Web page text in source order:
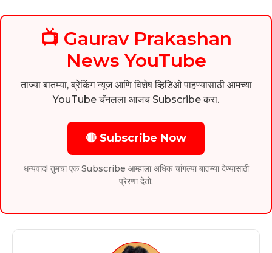
📺 Gaurav Prakashan
News YouTube
ताज्या बातम्या, ब्रेकिंग न्यूज आणि विशेष व्हिडिओ पाहण्यासाठी आमच्या
YouTube चॅनलला आजच Subscribe करा.
🔴 Subscribe Now
धन्यवाद! तुमचा एक Subscribe आम्हाला अधिक चांगल्या बातम्या देण्यासाठी
प्रेरणा देतो.